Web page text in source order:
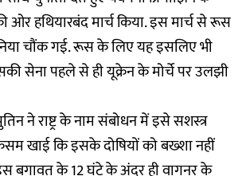
ओर हथियारबंद मार्च किया. इस मार्च से रूस
चौंक गई. रूस के लिए यह इसलिए भी
सेना पहले से ही यूक्रेन के मोर्चे पर उलझी
ने राष्ट्र के नाम संबोधन में इसे सशस्त्र
खाई कि इसके दोषियों को बख्शा नहीं
बगावत के 12 घंटे के अंदर ही वागनर के